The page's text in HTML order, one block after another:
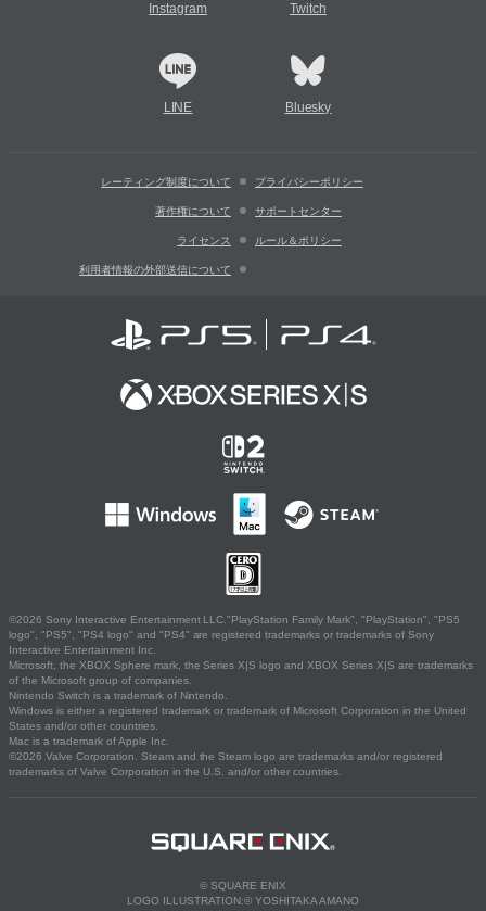
Instagram Twitch
LINE Bluesky
レーティング制度について プライバシーポリシー
著作権について サポートセンター
ライセンス ルール＆ポリシー
利用者情報の外部送信について
©2026 Sony Interactive Entertainment LLC."PlayStation Family Mark", "PlayStation", "PS5
logo", "PS5", "PS4 logo" and "PS4" are registered trademarks or trademarks of Sony
Interactive Entertainment Inc.
Microsoft, the XBOX Sphere mark, the Series X|S logo and XBOX Series X|S are trademarks
of the Microsoft group of companies.
Nintendo Switch is a trademark of Nintendo.
Windows is either a registered trademark or trademark of Microsoft Corporation in the United
States and/or other countries.
Mac is a trademark of Apple Inc.
©2026 Valve Corporation. Steam and the Steam logo are trademarks and/or registered
trademarks of Valve Corporation in the U.S. and/or other countries.
© SQUARE ENIX
LOGO ILLUSTRATION:© YOSHITAKA AMANO